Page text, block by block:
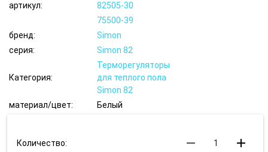
артикул:
82505-30
75500-39
бренд:
Simon
серия:
Simon 82
Категория:
Терморегуляторы
для теплого пола
Simon 82
материал/цвет:
Белый
Количество: remove add